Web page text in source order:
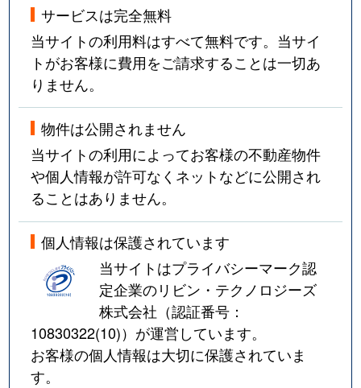
サービスは完全無料
当サイトの利用料はすべて無料です。当サイ
トがお客様に費用をご請求することは一切あ
りません。
物件は公開されません
当サイトの利用によってお客様の不動産物件
や個人情報が許可なくネットなどに公開され
ることはありません。
個人情報は保護されています
当サイトはプライバシーマーク認
定企業のリビン・テクノロジーズ
株式会社（認証番号：
10830322(10)）が運営しています。
お客様の個人情報は大切に保護されていま
す。